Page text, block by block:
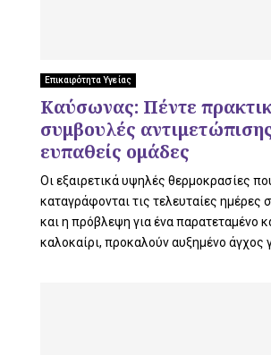
Επικαιρότητα Υγείας
Καύσωνας: Πέντε
συμβουλές
ευπαθείς ομάδες
Οι εξαιρετικά υψηλές θερμοκρασίες
καταγράφονται τις τελευταίες ημέρες
και η πρόβλεψη για ένα παρατεταμένο
καλοκαίρι, προκαλούν αυξημένο άγχος